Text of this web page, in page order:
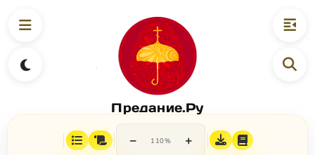
Предание.Ру
− 110% +